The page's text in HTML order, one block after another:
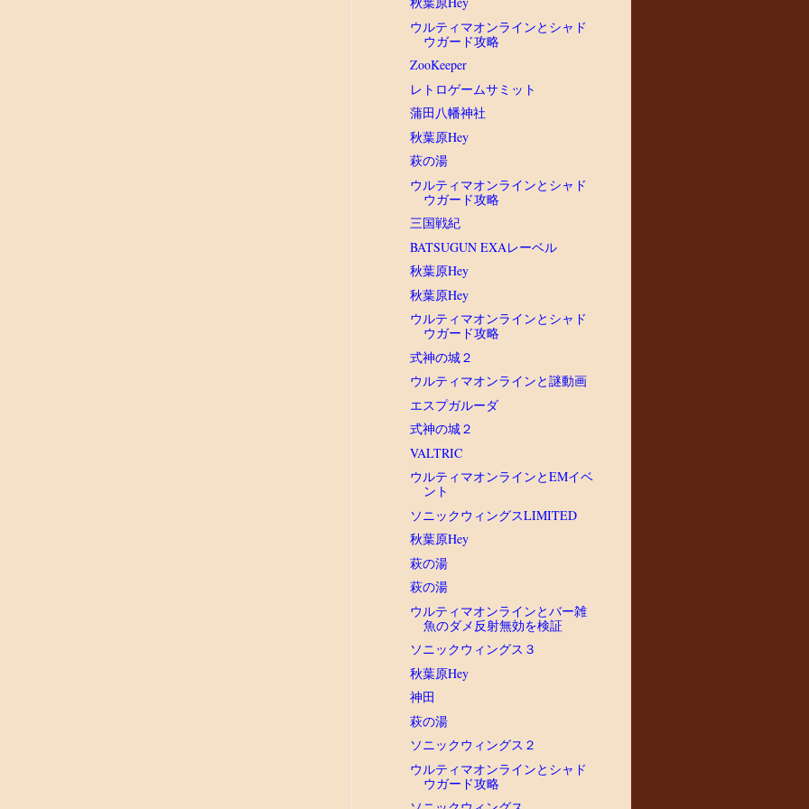
ウルティマオンラインとシャド
ウガード攻略
ZooKeeper
レトロゲームサミット
蒲田八幡神社
秋葉原Hey
萩の湯
ウルティマオンラインとシャド
ウガード攻略
三国戦紀
BATSUGUN EXAレーベル
秋葉原Hey
秋葉原Hey
ウルティマオンラインとシャド
ウガード攻略
式神の城２
ウルティマオンラインと謎動画
エスプガルーダ
式神の城２
VALTRIC
ウルティマオンラインとEMイベ
ント
ソニックウィングスLIMITED
秋葉原Hey
萩の湯
萩の湯
ウルティマオンラインとバー雑
魚のダメ反射無効を検証
ソニックウィングス３
秋葉原Hey
神田
萩の湯
ソニックウィングス２
ウルティマオンラインとシャド
ウガード攻略